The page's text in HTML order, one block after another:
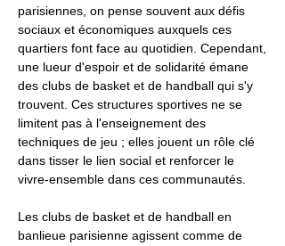
parisiennes, on pense souvent aux défis
sociaux et économiques auxquels ces
quartiers font face au quotidien. Cependant,
une lueur d'espoir et de solidarité émane
des clubs de basket et de handball qui s'y
trouvent. Ces structures sportives ne se
limitent pas à l'enseignement des
techniques de jeu ; elles jouent un rôle clé
dans tisser le lien social et renforcer le
vivre-ensemble dans ces communautés.
Les clubs de basket et de handball en
banlieue parisienne agissent comme de